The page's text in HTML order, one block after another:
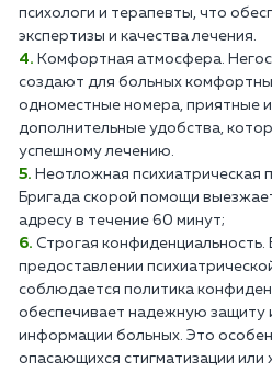
психологи и терапевты, что
экспертизы и качества лечения.
Комфортная атмосфера.
создают для больных
одноместные номера, приятные
дополнительные удобства,
успешному лечению.
Неотложная психиатрическая
Бригада скорой помощи
адресу в течение 60 минут;
Строгая конфиденциальность.
предоставлении
соблюдается политика
обеспечивает надежную защиту
информации больных. Это
опасающихся стигматизации